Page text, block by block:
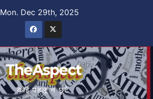
Mon. Dec 29th, 2025
TheAspect
कोई पहलू न छूटे